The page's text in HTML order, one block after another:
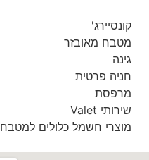
קונסיירג'
מטבח מאובזר
גינה
חניה פרטית
מרפסת
שירותי Valet
מוצרי חשמל כלולים למטבח